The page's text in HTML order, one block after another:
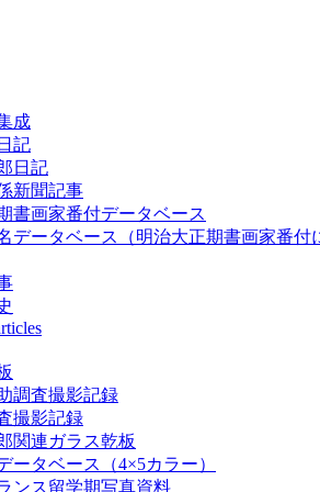
成
記
日記
新聞記事
書画家番付データベース
データベース（明治大正期書画家番付
調査撮影記録
撮影記録
関連ガラス乾板
ータベース（4×5カラー）
ンス留学期写真資料